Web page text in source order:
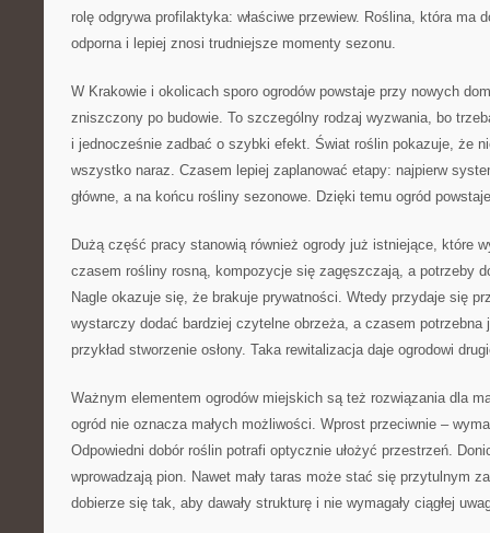
rolę odgrywa profilaktyka: właściwe przewiew. Roślina, która ma
odporna i lepiej znosi trudniejsze momenty sezonu.
W Krakowie i okolicach sporo ogrodów powstaje przy nowych
zniszczony po budowie. To szczególny rodzaj wyzwania, bo
i jednocześnie zadbać o szybki efekt. Świat roślin pokazuje, że
wszystko naraz. Czasem lepiej zaplanować etapy: najpierw
główne, a na końcu rośliny sezonowe. Dzięki temu ogród
Dużą część pracy stanowią również ogrody już istniejące, które
czasem rośliny rosną, kompozycje się zagęszczają, a potrzeby
Nagle okazuje się, że brakuje prywatności. Wtedy przydaje się
wystarczy dodać bardziej czytelne obrzeża, a czasem potrzebna
przykład stworzenie osłony. Taka rewitalizacja daje ogrodowi
Ważnym elementem ogrodów miejskich są też rozwiązania dla
ogród nie oznacza małych możliwości. Wprost przeciwnie –
Odpowiedni dobór roślin potrafi optycznie ułożyć przestrzeń.
wprowadzają pion. Nawet mały taras może stać się przytulnym
dobierze się tak, aby dawały strukturę i nie wymagały ciągłej